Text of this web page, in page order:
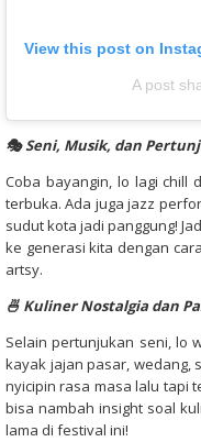
View this post on
A post
🎭 Seni, Musik, dan
Coba bayangin, lo lagi chill
terbuka. Ada juga jazz
sudut kota jadi panggung!
ke generasi kita dengan
artsy.
🍜 Kuliner Nostalgia dan
Selain pertunjukan seni, lo
kayak jajan pasar, wedang,
nyicipin rasa masa lalu tapi
bisa nambah insight soal
lama di festival ini!